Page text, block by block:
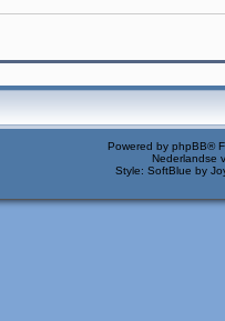
Powered by phpBB®
Nederlandse
Style: SoftBlue by